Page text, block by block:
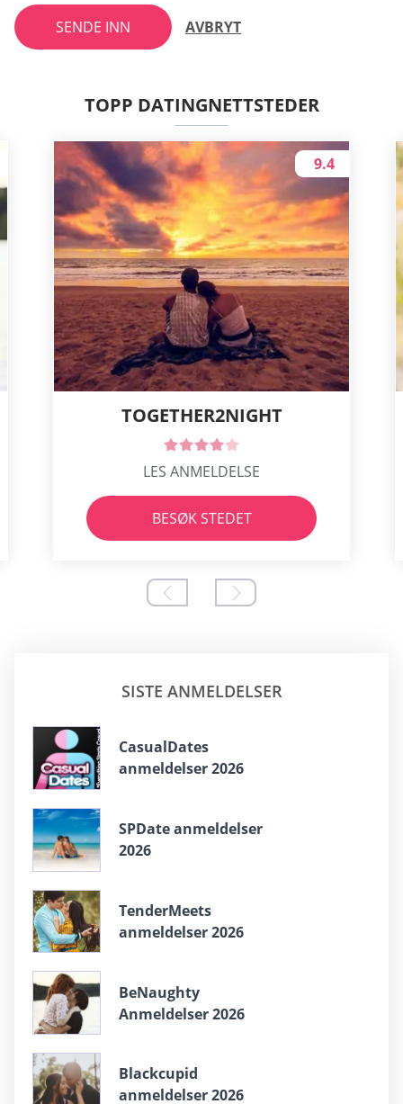
SENDE INN AVBRYT
TOPP DATINGNETTSTEDER
TOGETHER2NIGHT
9.4
LES ANMELDELSE
BESØK STEDET
SISTE ANMELDELSER
СasualDates
anmeldelser 2026
SPDate anmeldelser
2026
TenderMeets
anmeldelser 2026
BeNaughty
Anmeldelser 2026
Blackcupid
anmeldelser 2026